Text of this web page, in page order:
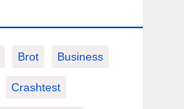
Brot Business
Crashtest